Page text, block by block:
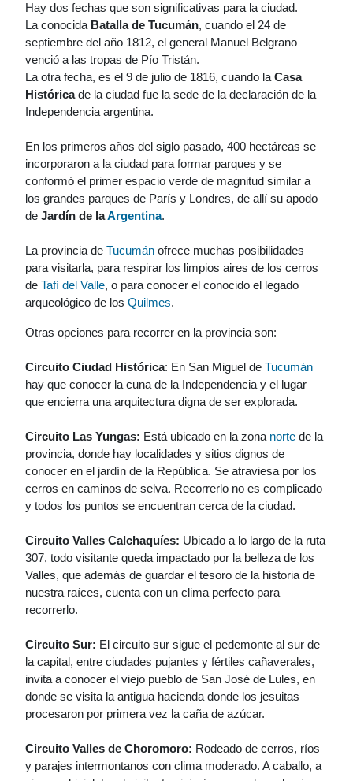
Hay dos fechas que son significativas para la ciudad.
La conocida Batalla de Tucumán, cuando el 24 de
septiembre del año 1812, el general Manuel Belgrano
venció a las tropas de Pío Tristán.
La otra fecha, es el 9 de julio de 1816, cuando la Casa
Históricade la ciudad fue la sede de la declaración de la
Independencia argentina.
En los primeros años del siglo pasado, 400 hectáreas se
incorporaron a la ciudad para formar parques y se
conformó el primer espacio verde de magnitud similar a
los grandes parques de París y Londres, de allí su apodo
de Jardín de laArgentina.
La provincia de Tucumán ofrece muchas posibilidades
para visitarla, para respirar los limpios aires de los cerros
de Tafí del Valle, o para conocer el conocido el legado
arqueológico de los Quilmes.
Otras opciones para recorrer en la provincia son:
Circuito Ciudad Histórica: En San Miguel de Tucumán
hay que conocer la cuna de la Independencia y el lugar
que encierra una arquitectura digna de ser explorada.
Circuito Las Yungas: Está ubicado en la zona norte de la
provincia, donde hay localidades y sitios dignos de
conocer en el jardín de la República. Se atraviesa por los
cerros en caminos de selva. Recorrerlo no es complicado
y todos los puntos se encuentran cerca de la ciudad.
Circuito Valles Calchaquíes: Ubicado a lo largo de la ruta
307, todo visitante queda impactado por la belleza de los
Valles, que además de guardar el tesoro de la historia de
nuestra raíces, cuenta con un clima perfecto para
recorrerlo.
Circuito Sur: El circuito sur sigue el pedemonte al sur de
la capital, entre ciudades pujantes y fértiles cañaverales,
invita a conocer el viejo pueblo de San José de Lules, en
donde se visita la antigua hacienda donde los jesuitas
procesaron por primera vez la caña de azúcar.
Circuito Valles de Choromoro: Rodeado de cerros, ríos
y parajes intermontanos con clima moderado. A caballo, a